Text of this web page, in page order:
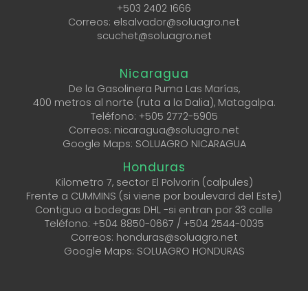
+503 2402 1666
Correos: elsalvador@soluagro.net
scuchet@soluagro.net
Nicaragua
De la Gasolinera Puma Las Marías,
400 metros al norte (ruta a la Dalia), Matagalpa.
Teléfono: +505 2772-5905
Correos: nicaragua@soluagro.net
Google Maps: SOLUAGRO NICARAGUA
Honduras
Kilometro 7, sector El Polvorin (calpules)
Frente a CUMMINS (si viene por boulevard del Este)
Contiguo a bodegas DHL -si entran por 33 calle
Teléfono: +504 8850-0667 / ‎ +504 2544-0035
Correos: honduras@soluagro.net
Google Maps: SOLUAGRO HONDURAS